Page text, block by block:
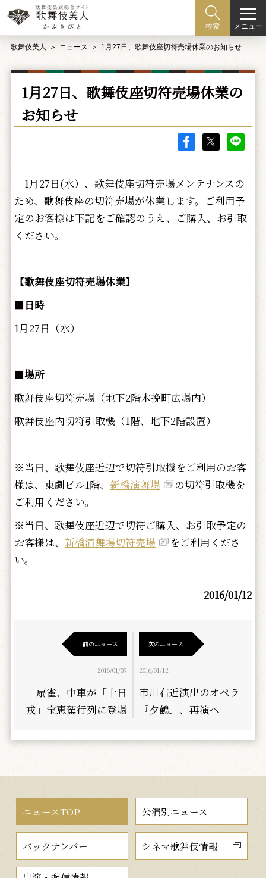
検索 メニュー
歌舞伎美人 ニュース 1月27日、歌舞伎座切符売場休業のお知らせ
1月27日、歌舞伎座切符売場休業の
お知らせ
1月27日(水）、歌舞伎座切符売場メンテナンスの
ため、歌舞伎座の切符売場が休業します。ご利用予
定のお客様は下記をご確認のうえ、ご購入、お引取
ください。
【歌舞伎座切符売場休業】
■ 日時
1月27日（水）
■場所
歌舞伎座切符売場（地下2階木挽町広場内）
歌舞伎座内切符引取機（1階、地下2階設置）
※当日、歌舞伎座近辺で切符引取機をご利用のお客
様は、東劇ビル1階、 新橋演舞場
の切符引取機を
ご利用ください。
※当日、歌舞伎座近辺で切符ご購入、お引取予定の
お客様は、 新橋演舞場切符売場
をご利用くださ
い。
2016/01/12
前のニュース
2016/01/09
扇雀、中車が「十日
戎」宝恵駕行列に登場
次のニュース
2016/01/12
市川右近演出のオペラ
『夕鶴』、再演へ
ニュースTOP 公演別ニュース
バックナンバー シネマ歌舞伎情報